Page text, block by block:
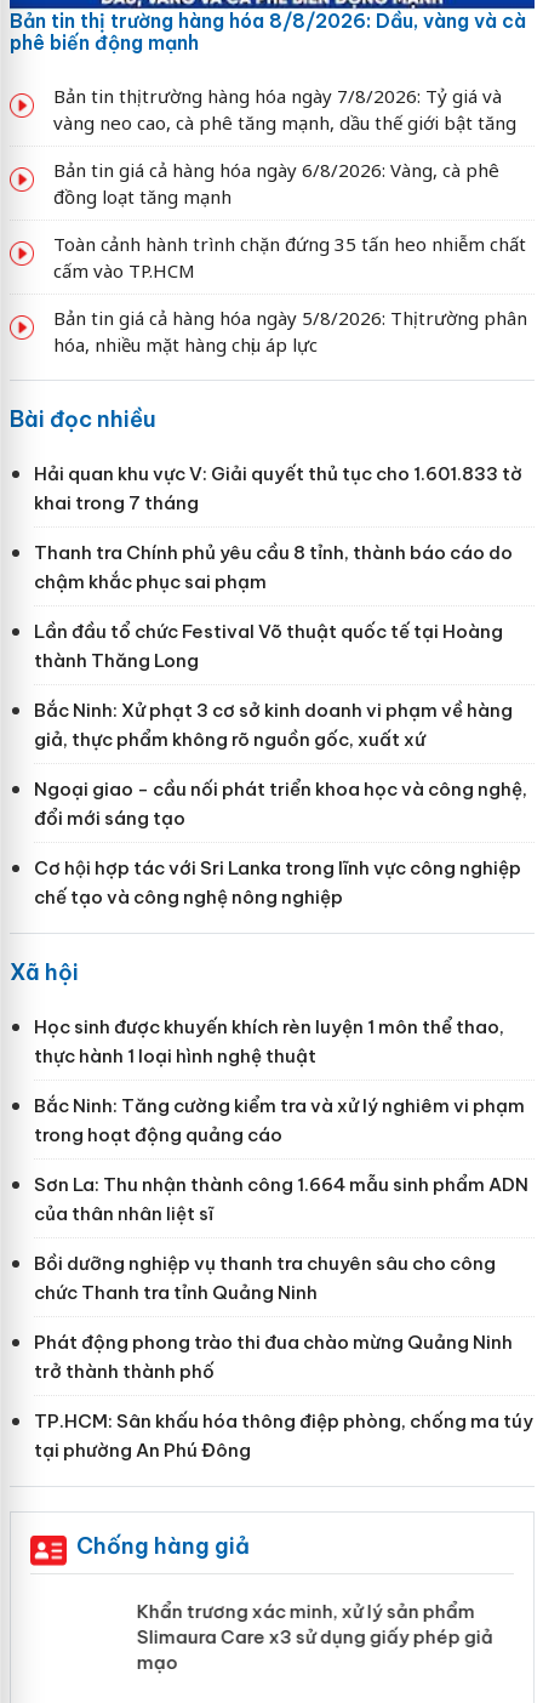
Bản tin thị trường hàng hóa 8/8/2026: Dầu, vàng và cà
phê biến động mạnh
Bản tin thị trường hàng hóa ngày 7/8/2026: Tỷ giá và
vàng neo cao, cà phê tăng mạnh, dầu thế giới bật tăng
Bản tin giá cả hàng hóa ngày 6/8/2026: Vàng, cà phê
đồng loạt tăng mạnh
Toàn cảnh hành trình chặn đứng 35 tấn heo nhiễm chất
cấm vào TP.HCM
Bản tin giá cả hàng hóa ngày 5/8/2026: Thị trường phân
hóa, nhiều mặt hàng chịu áp lực
Bài đọc nhiều
Hải quan khu vực V: Giải quyết thủ tục cho 1.601.833 tờ
khai trong 7 tháng
Thanh tra Chính phủ yêu cầu 8 tỉnh, thành báo cáo do
chậm khắc phục sai phạm
Lần đầu tổ chức Festival Võ thuật quốc tế tại Hoàng
thành Thăng Long
Bắc Ninh: Xử phạt 3 cơ sở kinh doanh vi phạm về hàng
giả, thực phẩm không rõ nguồn gốc, xuất xứ
Ngoại giao - cầu nối phát triển khoa học và công nghệ,
đổi mới sáng tạo
Cơ hội hợp tác với Sri Lanka trong lĩnh vực công nghiệp
chế tạo và công nghệ nông nghiệp
Xã hội
Học sinh được khuyến khích rèn luyện 1 môn thể thao,
thực hành 1 loại hình nghệ thuật
Bắc Ninh: Tăng cường kiểm tra và xử lý nghiêm vi phạm
trong hoạt động quảng cáo
Sơn La: Thu nhận thành công 1.664 mẫu sinh phẩm ADN
của thân nhân liệt sĩ
Bồi dưỡng nghiệp vụ thanh tra chuyên sâu cho công
chức Thanh tra tỉnh Quảng Ninh
Phát động phong trào thi đua chào mừng Quảng Ninh
trở thành thành phố
TP.HCM: Sân khấu hóa thông điệp phòng, chống ma túy
tại phường An Phú Đông
Chống hàng giả
Khẩn trương xác minh, xử lý sản phẩm
Slimaura Care x3 sử dụng giấy phép giả
mạo